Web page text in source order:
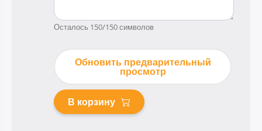
Осталось 150/150 символов
Обновить предварительный
просмотр
В корзину